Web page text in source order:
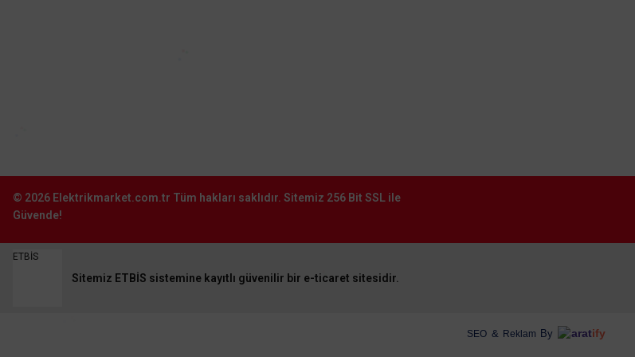
© 2026 Elektrikmarket.com.tr Tüm hakları saklıdır. Sitemiz 256 Bit SSL ile
Güvende!
ETBİS
Sitemiz ETBİS sistemine kayıtlı güvenilir bir e-ticaret sitesidir.
SEO & Reklam By aratify